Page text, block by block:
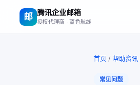
邮 腾讯企业邮箱
授权代理商 · 蓝色航线
首页 / 帮助资讯
常见问题